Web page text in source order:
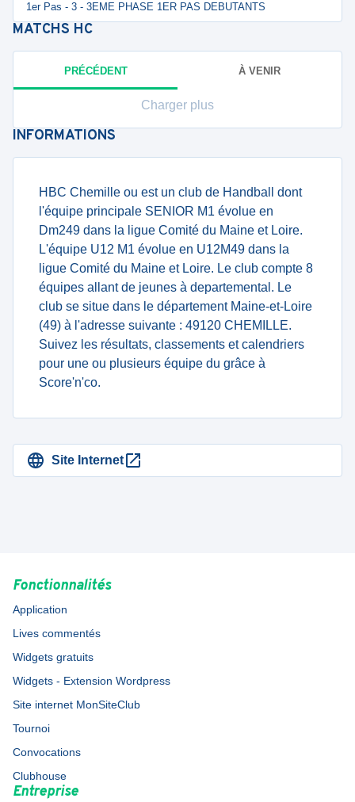
1er Pas - 3 - 3EME PHASE 1ER PAS DEBUTANTS
MATCHS HC
PRÉCÉDENT À VENIR
Charger plus
INFORMATIONS
HBC Chemille ou est un club de Handball dont
l'équipe principale SENIOR M1 évolue en
Dm249 dans la ligue Comité du Maine et Loire.
L'équipe U12 M1 évolue en U12M49 dans la
ligue Comité du Maine et Loire. Le club compte 8
équipes allant de jeunes à departemental. Le
club se situe dans le département Maine-et-Loire
(49) à l'adresse suivante : 49120 CHEMILLE.
Suivez les résultats, classements et calendriers
pour une ou plusieurs équipe du grâce à
Score'n'co.
Site Internet
Fonctionnalités
Application
Lives commentés
Widgets gratuits
Widgets - Extension Wordpress
Site internet MonSiteClub
Tournoi
Convocations
Clubhouse
Entreprise